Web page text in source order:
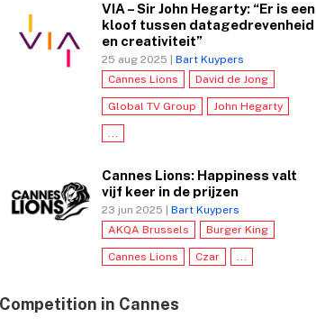
VIA – Sir John Hegarty: “Er is een
kloof tussen datagedrevenheid
en creativiteit”
25 aug 2025 | Bart Kuypers
Cannes Lions
David de Jong
Global TV Group John Hegarty
...
Cannes Lions: Happiness valt
vijf keer in de prijzen
23 jun 2025 | Bart Kuypers
AKQA Brussels
Burger King
Cannes Lions Czar ...
in Cannes